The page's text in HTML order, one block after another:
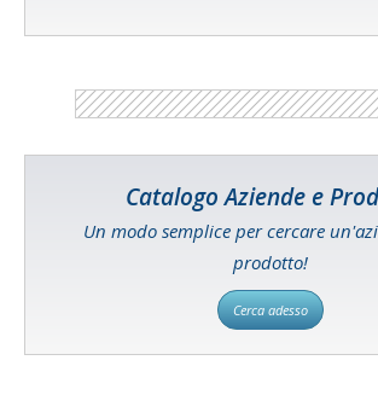
Catalogo Aziende e
Un modo semplice per cercare
prodotto!
Cerca adesso